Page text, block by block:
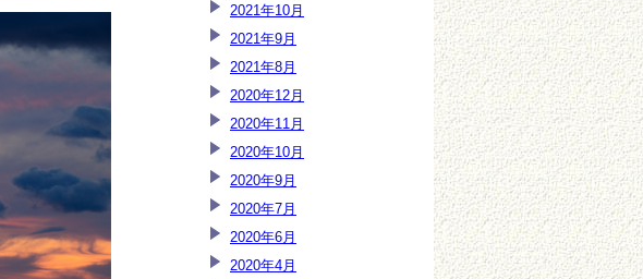
2021年10月
2021年9月
2021年8月
2020年12月
2020年11月
2020年10月
2020年9月
2020年7月
2020年6月
2020年4月